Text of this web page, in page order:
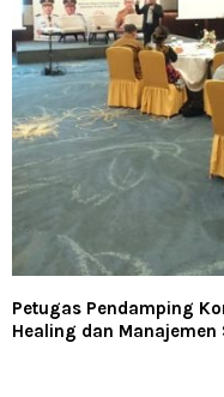
Petugas Pendamping
Healing dan Manajemen